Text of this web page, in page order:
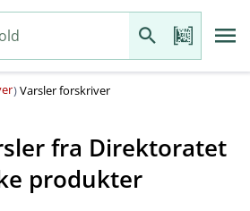
)Varsler forskriver
fra Direktoratet
produkter